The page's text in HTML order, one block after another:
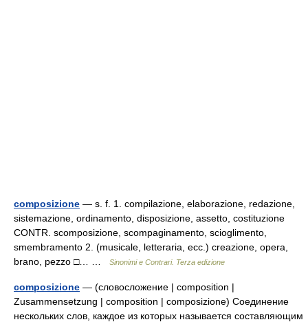
composizione — s. f. 1. compilazione, elaborazione, redazione,
sistemazione, ordinamento, disposizione, assetto, costituzione
CONTR. scomposizione, scompaginamento, scioglimento,
smembramento 2. (musicale, letteraria, ecc.) creazione, opera,
brano, pezzo □… …
Sinonimi e Contrari. Terza edizione
composizione — (словосложение | composition |
Zusammensetzung | composition | composizione) Соединение
нескольких слов, каждое из которых называется составляющим